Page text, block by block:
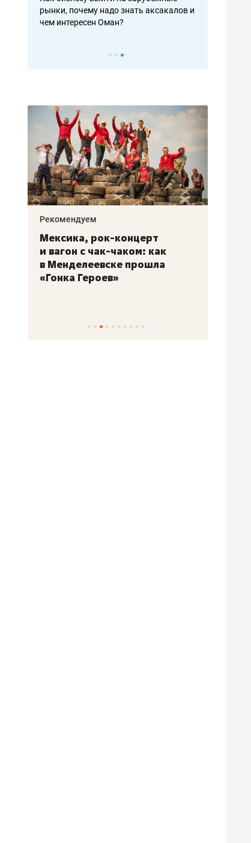
рынки, почему надо знать аксакалов и
чем интересен Оман?
Рекомендуем
Мексика, рок-концерт
и вагон с чак-чаком: как
в Менделеевске прошла
«Гонка Героев»